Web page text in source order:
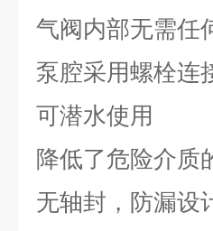
气阀内部无需任
泵腔采用螺栓连
可潜水使用
降低了危险介质
无轴封，防漏设